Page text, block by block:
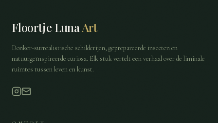
Floortje Luna Art
Donker-surrealistische schilderijen, geprepareerde insecten en
natuurgeïnspireerde curiosa. Elk stuk vertelt een verhaal over de liminale
ruimtes tussen leven en kunst.